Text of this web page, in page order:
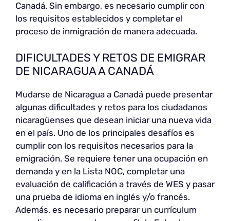
Canadá. Sin embargo, es necesario cumplir con
los requisitos establecidos y completar el
proceso de inmigración de manera adecuada.
DIFICULTADES Y RETOS DE EMIGRAR
DE NICARAGUA A CANADÁ
Mudarse de Nicaragua a Canadá puede presentar
algunas dificultades y retos para los ciudadanos
nicaragüenses que desean iniciar una nueva vida
en el país. Uno de los principales desafíos es
cumplir con los requisitos necesarios para la
emigración. Se requiere tener una ocupación en
demanda y en la Lista NOC, completar una
evaluación de calificación a través de WES y pasar
una prueba de idioma en inglés y/o francés.
Además, es necesario preparar un currículum